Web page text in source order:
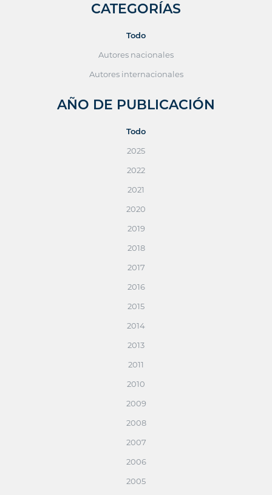
CATEGORÍAS
Todo
Autores nacionales
Autores internacionales
AÑO DE PUBLICACIÓN
Todo
2025
2022
2021
2020
2019
2018
2017
2016
2015
2014
2013
2011
2010
2009
2008
2007
2006
2005